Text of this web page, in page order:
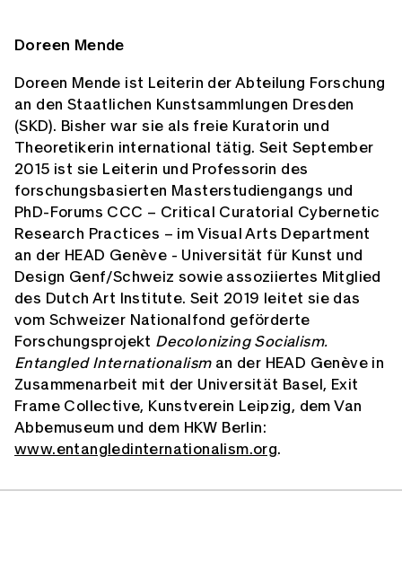
Doreen Mende
Doreen Mende ist Leiterin der Abteilung Forschung
an den Staatlichen Kunstsammlungen Dresden
(SKD). Bisher war sie als freie Kuratorin und
Theoretikerin international tätig. Seit September
2015 ist sie Leiterin und Professorin des
forschungsbasierten Masterstudiengangs und
PhD-Forums CCC – Critical Curatorial Cybernetic
Research Practices – im Visual Arts Department
an der HEAD Genève - Universität für Kunst und
Design Genf/Schweiz sowie assoziiertes Mitglied
des Dutch Art Institute. Seit 2019 leitet sie das
vom Schweizer Nationalfond geförderte
Forschungsprojekt Decolonizing Socialism.
Entangled Internationalisman der HEAD Genève in
Zusammenarbeit mit der Universität Basel, Exit
Frame Collective, Kunstverein Leipzig, dem Van
Abbemuseum und dem HKW Berlin:
www.entangledinternationalism.org.